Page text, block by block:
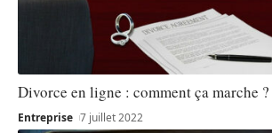
Divorce en ligne : comment ça marche ?
Entreprise 7 juillet 2022